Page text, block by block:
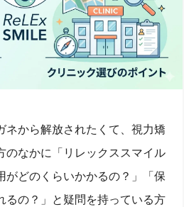
ネから解放されたくて、視力矯
のなかに「リレックススマイル
がどのくらいかかるの？」「保
るの？」と疑問を持っている方